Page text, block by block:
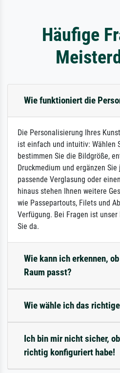
Häufige
Wie funktioniert die
Die Personalisierung Ihres
ist einfach und intuitiv: Wählen
bestimmen Sie die Bildgröße,
Druckmedium und ergänzen
passende Verglasung oder
hinaus stehen Ihnen weitere
wie Passepartouts, Filets und
Verfügung. Bei Fragen ist
Sie da.
Wie kann ich erkennen,
Raum passt?
Wie wähle ich das
Ich bin mir nicht sicher,
richtig konfiguriert habe!